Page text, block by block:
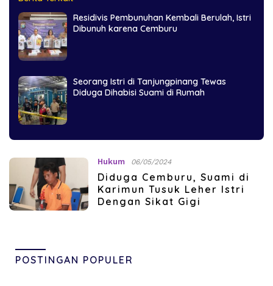
Residivis Pembunuhan Kembali Berulah, Istri
Dibunuh karena Cemburu
Seorang Istri di Tanjungpinang Tewas
Diduga Dihabisi Suami di Rumah
Hukum 06/05/2024
Diduga Cemburu, Suami di
Karimun Tusuk Leher Istri
Dengan Sikat Gigi
POSTINGAN POPULER